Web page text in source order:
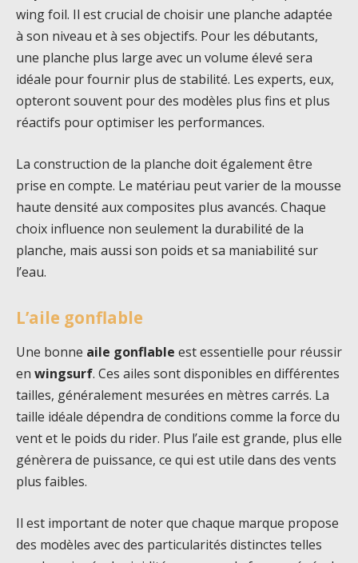
wing foil. Il est crucial de choisir une planche adaptée
à son niveau et à ses objectifs. Pour les débutants,
une planche plus large avec un volume élevé sera
idéale pour fournir plus de stabilité. Les experts, eux,
opteront souvent pour des modèles plus fins et plus
réactifs pour optimiser les performances.
La construction de la planche doit également être
prise en compte. Le matériau peut varier de la mousse
haute densité aux composites plus avancés. Chaque
choix influence non seulement la durabilité de la
planche, mais aussi son poids et sa maniabilité sur
l’eau.
L’aile gonflable
Une bonne aile gonflable est essentielle pour réussir
en wingsurf. Ces ailes sont disponibles en différentes
tailles, généralement mesurées en mètres carrés. La
taille idéale dépendra de conditions comme la force du
vent et le poids du rider. Plus l’aile est grande, plus elle
génèrera de puissance, ce qui est utile dans des vents
plus faibles.
Il est important de noter que chaque marque propose
des modèles avec des particularités distinctes telles